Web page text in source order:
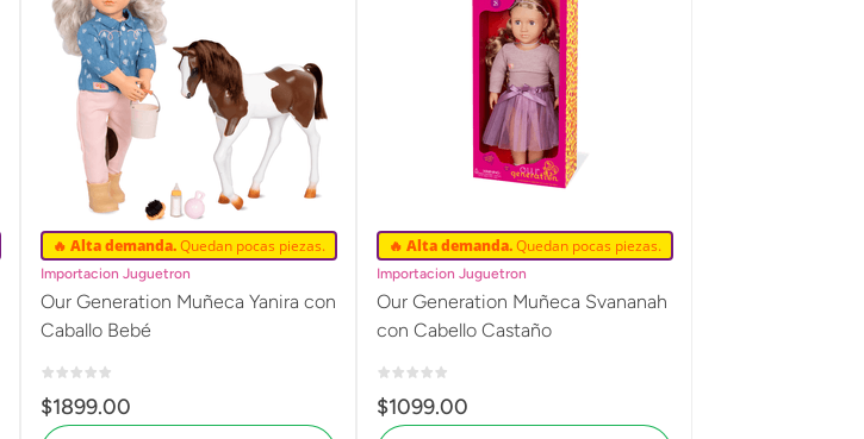
🔥 Alta demanda.Quedan pocas piezas.
Importacion Juguetron
Our Generation Muñeca Yanira con
Caballo Bebé
$1899.00
🔥 Alta demanda.Quedan pocas piezas.
Importacion Juguetron
Our Generation Muñeca Svananah
con Cabello Castaño
$1099.00